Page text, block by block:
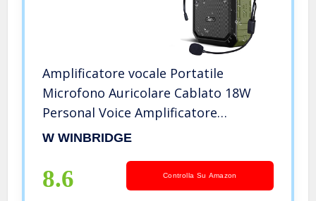
Amplificatore vocale Portatile
Microfono Auricolare Cablato 18W
Personal Voice Amplificatore
Bluetooth Altoparlante,
insegnanti, Guida turistica all’aperto
Speech
W WINBRIDGE
8.6 Controlla Su Amazon